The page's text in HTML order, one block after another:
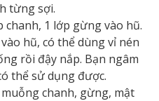
từng sợi.
chanh, 1 lớp gừng vào hũ.
hũ, có thể dùng vỉ nén
rồi đậy nắp. Bạn ngâm
thể sử dụng được.
chanh, gừng, mật